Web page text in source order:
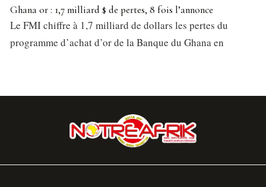
Ghana or : 1,7 milliard $ de pertes, 8 fois l’annonce
Le FMI chiffre à 1,7 milliard de dollars les pertes du
programme d’achat d’or de la Banque du Ghana en